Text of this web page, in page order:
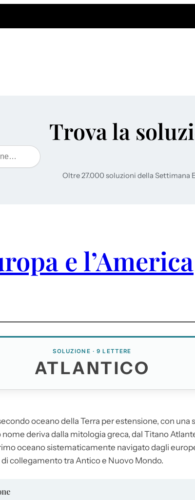
Trova la
Oltre 27.000 soluzioni della Settimana
e l’America
SOLUZIONE · 9 LETTERE
ATLANTICO
oceano della Terra per estensione, con una
nome deriva dalla mitologia greca, dal Titano
oceano sistematicamente navigato dagli
collegamento tra Antico e Nuovo Mondo.